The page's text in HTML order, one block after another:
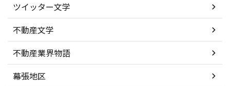
ツイッター文学
不動産文学
不動産業界物語
幕張地区